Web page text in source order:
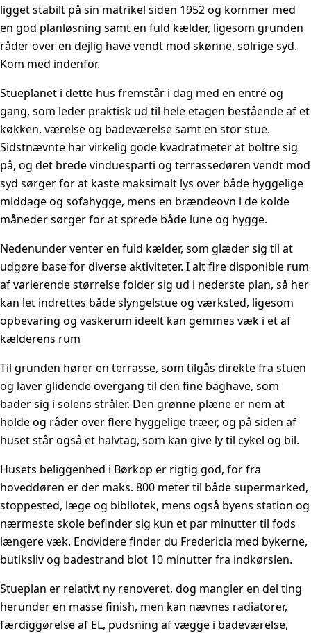
ligget stabilt på sin matrikel siden 1952 og kommer med
en god planløsning samt en fuld kælder, ligesom grunden
råder over en dejlig have vendt mod skønne, solrige syd.
Kom med indenfor.
Stueplanet i dette hus fremstår i dag med en entré og
gang, som leder praktisk ud til hele etagen bestående af et
køkken, værelse og badeværelse samt en stor stue.
Sidstnævnte har virkelig gode kvadratmeter at boltre sig
på, og det brede vinduesparti og terrassedøren vendt mod
syd sørger for at kaste maksimalt lys over både hyggelige
middage og sofahygge, mens en brændeovn i de kolde
måneder sørger for at sprede både lune og hygge.
Nedenunder venter en fuld kælder, som glæder sig til at
udgøre base for diverse aktiviteter. I alt fire disponible rum
af varierende størrelse folder sig ud i nederste plan, så her
kan let indrettes både slyngelstue og værksted, ligesom
opbevaring og vaskerum ideelt kan gemmes væk i et af
kælderens rum
Til grunden hører en terrasse, som tilgås direkte fra stuen
og laver glidende overgang til den fine baghave, som
bader sig i solens stråler. Den grønne plæne er nem at
holde og råder over flere hyggelige træer, og på siden af
huset står også et halvtag, som kan give ly til cykel og bil.
Husets beliggenhed i Børkop er rigtig god, for fra
hoveddøren er der maks. 800 meter til både supermarked,
stoppested, læge og bibliotek, mens også byens station og
nærmeste skole befinder sig kun et par minutter til fods
længere væk. Endvidere finder du Fredericia med bykerne,
butiksliv og badestrand blot 10 minutter fra indkørslen.
Stueplan er relativt ny renoveret, dog mangler en del ting
herunder en masse finish, men kan nævnes radiatorer,
færdiggørelse af EL, pudsning af vægge i badeværelse,